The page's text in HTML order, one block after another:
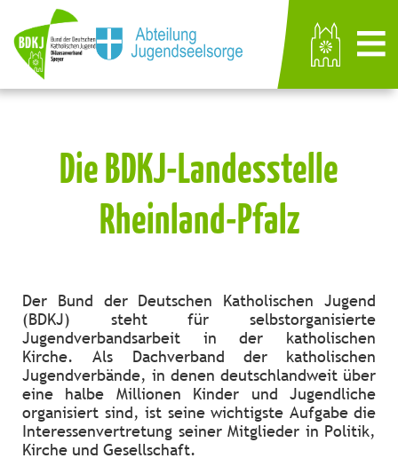
Die BDKJ-Landesstelle
Rheinland-Pfalz
Der Bund der Deutschen Katholischen Jugend
(BDKJ) steht für selbstorganisierte
Jugendverbandsarbeit in der katholischen
Kirche. Als Dachverband der katholischen
Jugendverbände, in denen deutschlandweit über
eine halbe Millionen Kinder und Jugendliche
organisiert sind, ist seine wichtigste Aufgabe die
Interessenvertretung seiner Mitglieder in Politik,
Kirche und Gesellschaft.